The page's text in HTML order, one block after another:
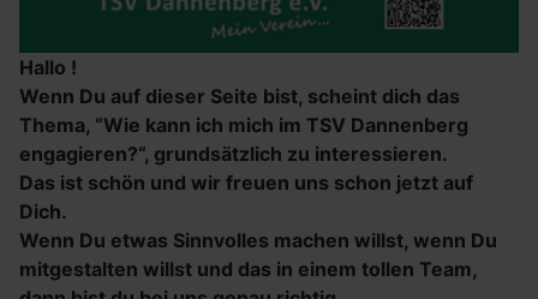
Hallo !
Wenn Du auf dieser Seite bist, scheint dich das
Thema, “Wie kann ich mich im TSV Dannenberg
engagieren?“, grundsätzlich zu interessieren.
Das ist schön und wir freuen uns schon jetzt auf
Dich.
Wenn Du etwas Sinnvolles machen willst, wenn Du
mitgestalten willst und das in einem tollen Team,